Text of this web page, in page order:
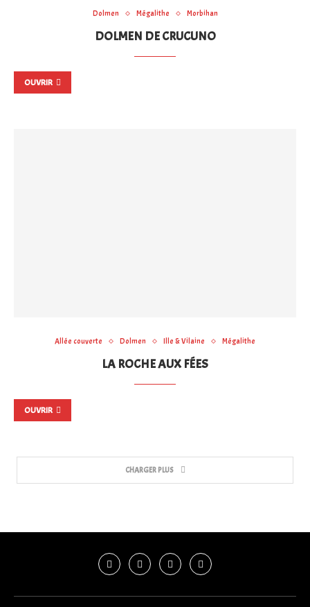
Dolmen Mégalithe Morbihan
DOLMEN DE CRUCUNO
OUVRIR
Allée couverte Dolmen Ille & Vilaine Mégalithe
LA ROCHE AUX FÉES
OUVRIR
CHARGER PLUS